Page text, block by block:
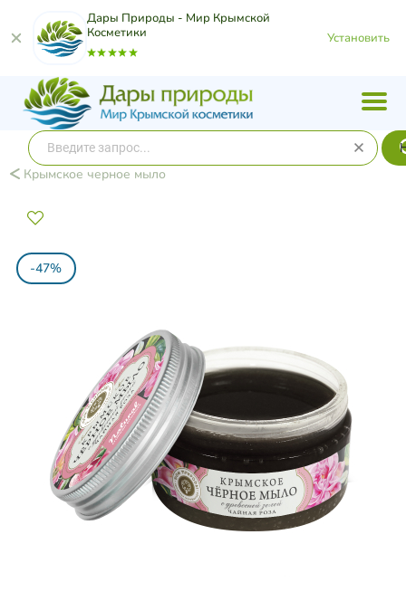
Дары Природы - Мир Крымской
Косметики
Установить
Крымское черное мыло
-47%